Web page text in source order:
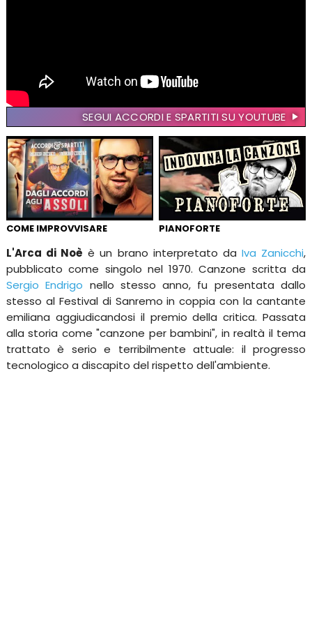
SEGUI ACCORDI E SPARTITI SU YOUTUBE
COME IMPROVVISARE PIANOFORTE
L'Arca di Noè è un brano interpretato da Iva Zanicchi,
pubblicato come singolo nel 1970. Canzone scritta da
Sergio Endrigo nello stesso anno, fu presentata dallo
stesso al Festival di Sanremo in coppia con la cantante
emiliana aggiudicandosi il premio della critica. Passata
alla storia come "canzone per bambini", in realtà il tema
trattato è serio e terribilmente attuale: il progresso
tecnologico a discapito del rispetto dell'ambiente.